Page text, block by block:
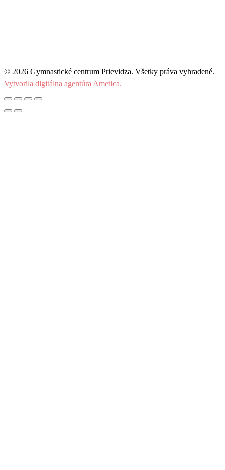
© 2026 Gymnastické centrum Prievidza. Všetky práva vyhradené.
Vytvorila digitálna agentúra Ametica.